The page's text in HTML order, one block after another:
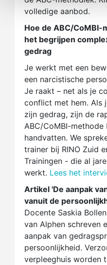
volledige aanbod.
Hoe de ABC/
het begrijpen
gedrag
Je werkt met een
een narcistische
Je raakt – net als je
conflict met hem. Als
zijn gedrag, zijn de
ABC/CoMBI-
handvatten. We
trainer bij RINO Zuid
Trainingen - die al
werkt. Lees het
Artikel 'De aanpak
vanuit de
Docente Saskia
van Alphen schreven
aanpak van
persoonlijkheid.
verpleeghuis worden